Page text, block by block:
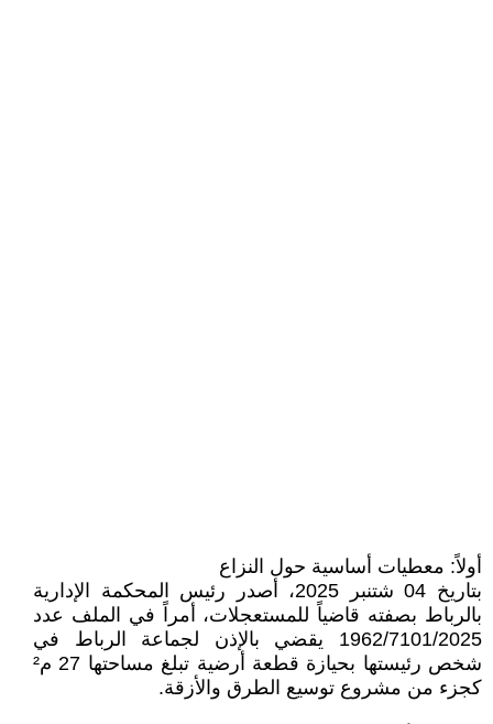
أولاً: معطيات أساسية حول النزاع
بتاريخ 04 شتنبر 2025، أصدر رئيس المحكمة الإدارية
بالرباط بصفته قاضياً للمستعجلات، أمراً في الملف عدد
1962/7101/2025 يقضي بالإذن لجماعة الرباط في
شخص رئيستها بحيازة قطعة أرضية تبلغ مساحتها 27 م²
كجزء من مشروع توسيع الطرق والأزقة.